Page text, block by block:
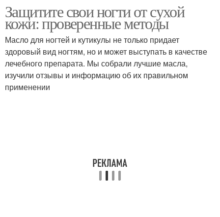
Защитите свои ногти от сухой
кожи: проверенные методы
Масло для ногтей и кутикулы не только придает
здоровый вид ногтям, но и может выступать в качестве
лечебного препарата. Мы собрали лучшие масла,
изучили отзывы и информацию об их правильном
применении